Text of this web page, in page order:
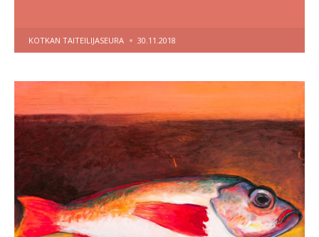
POSTED
KOTKAN TAITEILIJASEURA 30.11.2018